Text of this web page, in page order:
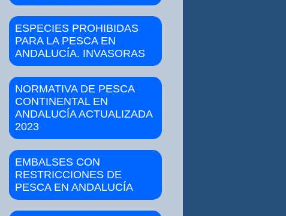
ESPECIES PROHIBIDAS
PARA LA PESCA EN
ANDALUCÍA. INVASORAS
NORMATIVA DE PESCA
CONTINENTAL EN
ANDALUCÍA ACTUALIZADA
2023
EMBALSES CON
RESTRICCIONES DE
PESCA EN ANDALUCÍA